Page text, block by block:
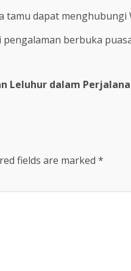
dapat menghubungi
berbuka
Leluhur dalam
fields are marked *